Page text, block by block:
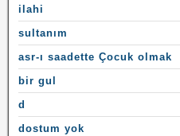
ilahi
sultanım
asr-ı saadette Çocuk olmak
bir gul
d
dostum yok